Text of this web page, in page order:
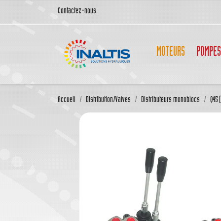
Contactez-nous
MOTEURS POMPES
Accueil Distribution/Valves Distributeurs monoblocs